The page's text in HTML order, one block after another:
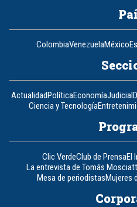
ColombiaVenezuelaMéxico
ActualidadPolíticaEconomíaJudicial
Ciencia y Tecnología
Clic VerdeClub de PrensaEl
La entrevista de Tomás
Mesa de periodistasMujeres